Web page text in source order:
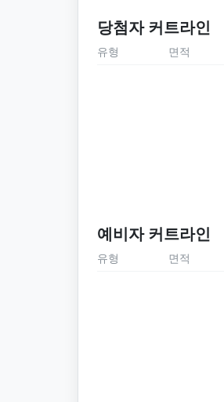
당첨자 커트라인
유형 면적
예비자 커트라인
유형 면적